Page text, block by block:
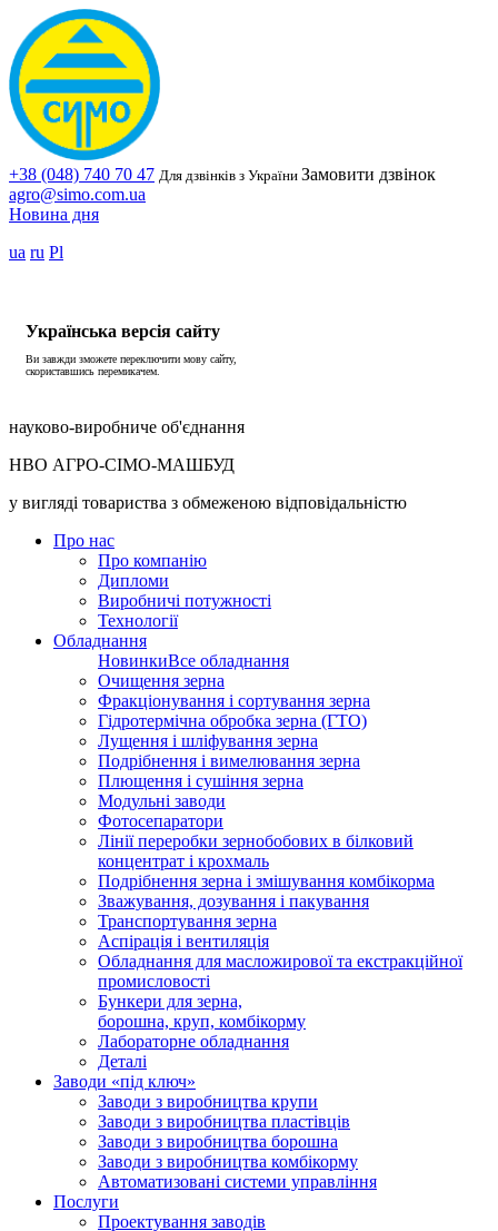
+38 (048) 740 70 47 Для дзвінків з України Замовити дзвінок
agro@simo.com.ua
Новина дня
ua ru Pl
Українська версія сайту
Ви завжди зможете переключити мову сайту,
скориставшись перемикачем.
науково-виробниче об'єднання
НВО АГРО-СІМО-МАШБУД
у вигляді товариства з обмеженою відповідальністю
Про нас
Про компанію
Дипломи
Виробничі потужності
Технології
Обладнання
НовинкиВсе обладнання
Очищення зерна
Фракціонування і сортування зерна
Гідротермічна обробка зерна (ГТО)
Лущення і шліфування зерна
Подрібнення і вимелювання зерна
Плющення і сушіння зерна
Модульні заводи
Фотосепаратори
Лінії переробки зернобобових в білковий
концентрат і крохмаль
Подрібнення зерна і змішування комбікорма
Зважування, дозування і пакування
Транспортування зерна
Аспірація і вентиляція
Обладнання для масложирової та екстракційної
промисловості
Бункери для зерна,
борошна, круп, комбікорму
Лабораторне обладнання
Деталі
Заводи «під ключ»
Заводи з виробництва крупи
Заводи з виробництва пластівців
Заводи з виробництва борошна
Заводи з виробництва комбікорму
Автоматизовані системи управління
Послуги
Проектування заводів